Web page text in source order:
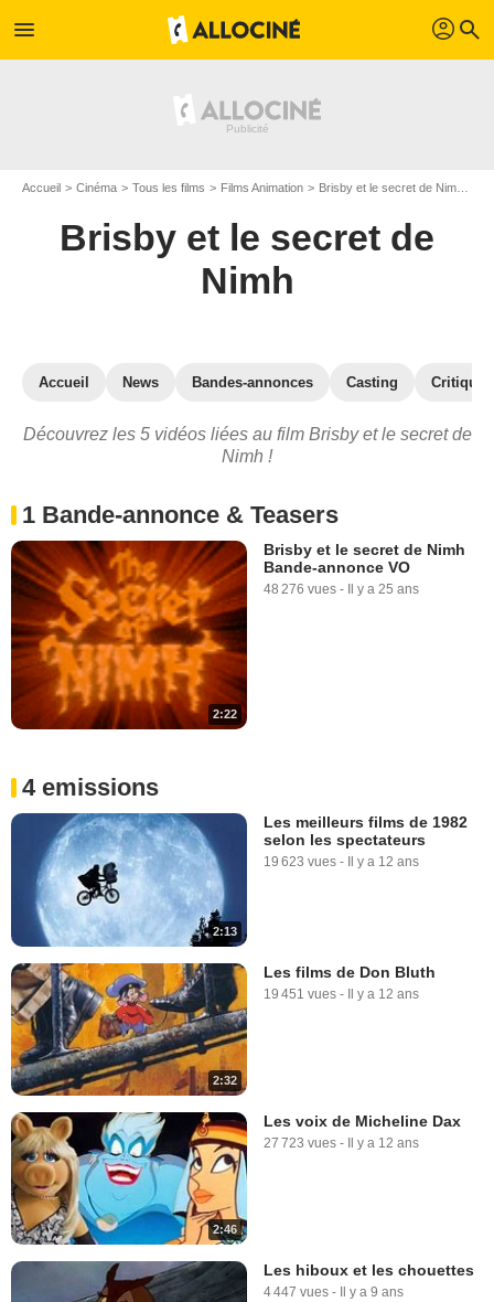
menu profil search
Accueil Cinéma Tous les films Films Animation Brisby et le secret de Nimh
Brisby et le secret de
Nimh
Accueil News Bandes-annonces Casting
Découvrez les 5 vidéos liées au film Brisby et le secret de
Nimh !
1 Bande-annonce & Teasers
2:22
Brisby et le secret de Nimh
Bande-annonce VO
48 276 vues - Il y a 25 ans
4 emissions
2:13
Les meilleurs films de 1982
selon les spectateurs
19 623 vues - Il y a 12 ans
2:32
Les films de Don Bluth
19 451 vues - Il y a 12 ans
2:46
Les voix de Micheline Dax
27 723 vues - Il y a 12 ans
Les hiboux et les chouettes
4 447 vues - Il y a 9 ans